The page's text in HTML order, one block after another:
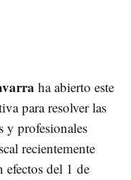
ha abierto este
para resolver las
y profesionales
recientemente
efectos del 1 de